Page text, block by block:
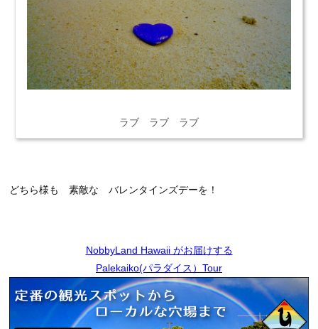
ラブ ラブ ラブ
どちら様も 素敵な バレンタインズデーを！
NobbyLand Hawaii がお届けする
Palekaiko(パラダイス）Tour